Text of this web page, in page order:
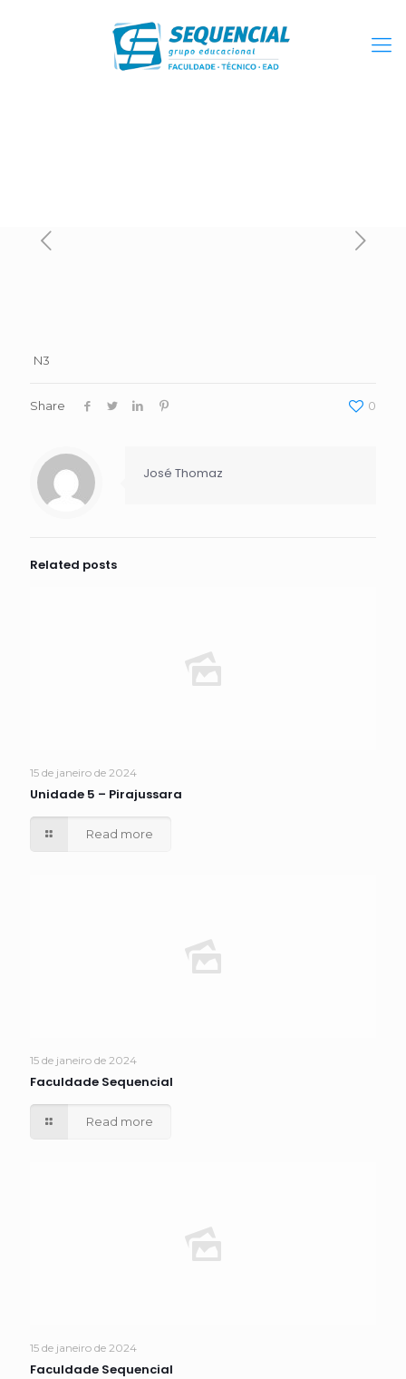
N3
Share 0
José Thomaz
Related posts
15 de janeiro de 2024
Unidade 5 – Pirajussara
Read more
15 de janeiro de 2024
Faculdade Sequencial
Read more
15 de janeiro de 2024
Faculdade Sequencial